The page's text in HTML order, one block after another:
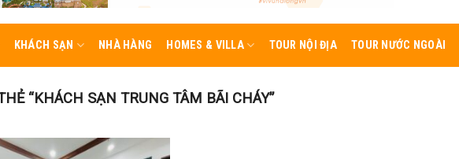
KHÁCH SẠN NHÀ HÀNG HOMES & VILLA TOUR NỘI ĐỊA TOUR NƯỚC NGOÀI
“KHÁCH SẠN TRUNG TÂM BÃI CHÁY”